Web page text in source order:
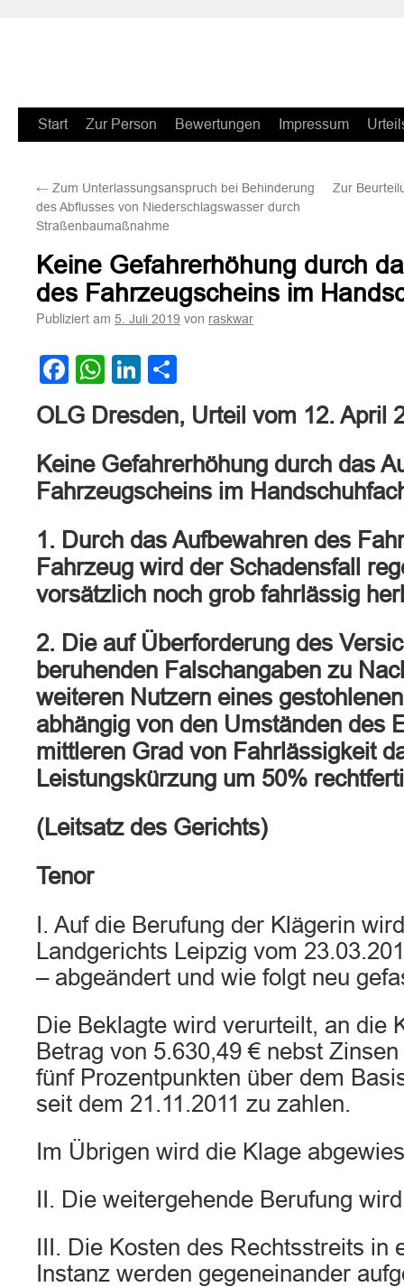
Zum
springen
Start Zur Person Bewertungen Impressum
← Zum Unterlassungsanspruch bei Behinderung
des Abflusses von Niederschlagswasser durch
Straßenbaumaßnahme
Zur
Keine Gefahrerhöhung durch
des Fahrzeugscheins im
Publiziert am 5. Juli 2019 von raskwar
Facebook
WhatsApp
LinkedIn
OLG Dresden, Urteil vom 12. April
Keine Gefahrerhöhung durch das
Fahrzeugscheins im
1. Durch das Aufbewahren des
Fahrzeug wird der Schadensfall
vorsätzlich noch grob fahrlässig
2. Die auf Überforderung des
beruhenden Falschangaben zu
weiteren Nutzern eines
abhängig von den Umständen des
mittleren Grad von Fahrlässigkeit
Leistungskürzung um 50%
(Leitsatz des Gerichts)
Tenor
I. Auf die Berufung der Klägerin
Landgerichts Leipzig vom
– abgeändert und wie folgt neu
Die Beklagte wird verurteilt, an die
Betrag von 5.630,49 € nebst
fünf Prozentpunkten über dem
seit dem 21.11.2011 zu zahlen.
Im Übrigen wird die Klage
II. Die weitergehende Berufung
III. Die Kosten des Rechtsstreits in
Instanz werden gegeneinander